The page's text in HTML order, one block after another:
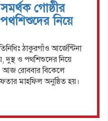
গোষ্ঠীর
নিয়ে
ঠাকুরগাঁও আর্জেন্টিনা
ও পথশিশুদের নিয়ে
আজ রোববার বিকেলে
মাহফিল অনুষ্ঠিত হয়।